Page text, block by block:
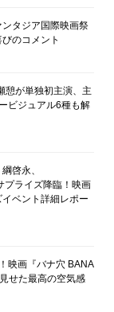
タジア国際映画祭
のコメント
憩が単独初主演、主
ビジュアル6種も解
啓永、
プライズ降臨！映画
イベント詳細レポー
映画『バナ穴 BANA
せた最高の空気感